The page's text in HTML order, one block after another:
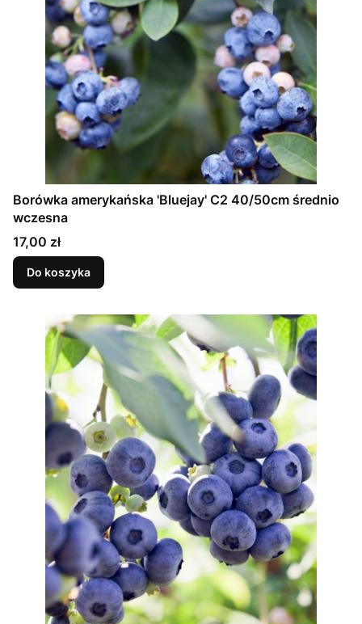
Borówka amerykańska 'Bluejay' C2 40/50cm średnio
wczesna
Cena
17,00 zł
Do koszyka